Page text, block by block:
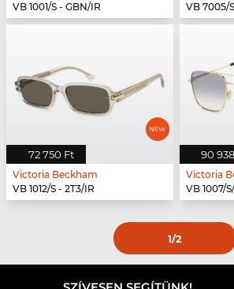
VB 1001/S - GBN/IR
VB 7005/
72 750 Ft
Victoria Beckham
VB 1012/S - 2T3/IR
90
Victoria
VB 1007/
1/2